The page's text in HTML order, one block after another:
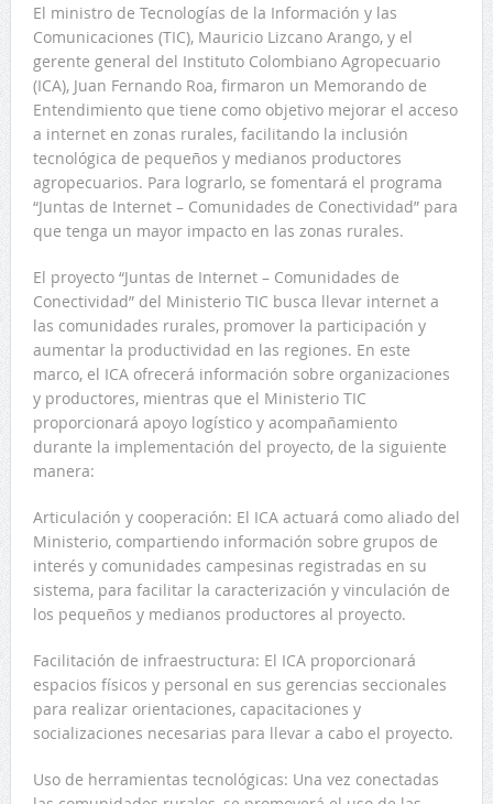
El ministro de Tecnologías de la Información y las
Comunicaciones (TIC), Mauricio Lizcano Arango, y el
gerente general del Instituto Colombiano Agropecuario
(ICA), Juan Fernando Roa, firmaron un Memorando de
Entendimiento que tiene como objetivo mejorar el acceso
a internet en zonas rurales, facilitando la inclusión
tecnológica de pequeños y medianos productores
agropecuarios. Para lograrlo, se fomentará el programa
“Juntas de Internet – Comunidades de Conectividad” para
que tenga un mayor impacto en las zonas rurales.
El proyecto “Juntas de Internet – Comunidades de
Conectividad” del Ministerio TIC busca llevar internet a
las comunidades rurales, promover la participación y
aumentar la productividad en las regiones. En este
marco, el ICA ofrecerá información sobre organizaciones
y productores, mientras que el Ministerio TIC
proporcionará apoyo logístico y acompañamiento
durante la implementación del proyecto, de la siguiente
manera:
Articulación y cooperación: El ICA actuará como aliado del
Ministerio, compartiendo información sobre grupos de
interés y comunidades campesinas registradas en su
sistema, para facilitar la caracterización y vinculación de
los pequeños y medianos productores al proyecto.
Facilitación de infraestructura: El ICA proporcionará
espacios físicos y personal en sus gerencias seccionales
para realizar orientaciones, capacitaciones y
socializaciones necesarias para llevar a cabo el proyecto.
Uso de herramientas tecnológicas: Una vez conectadas